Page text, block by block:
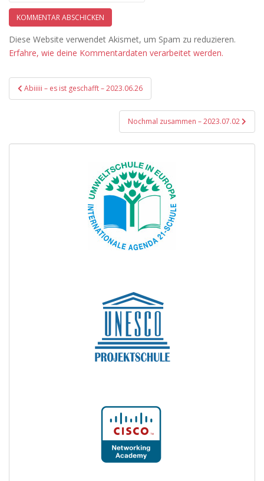
Diese Website verwendet Akismet, um Spam zu reduzieren.
Erfahre, wie deine Kommentardaten verarbeitet werden.
Beitragsnavigation
Abiiiii – es ist geschafft – 2023.06.26
Nochmal zusammen – 2023.07.02